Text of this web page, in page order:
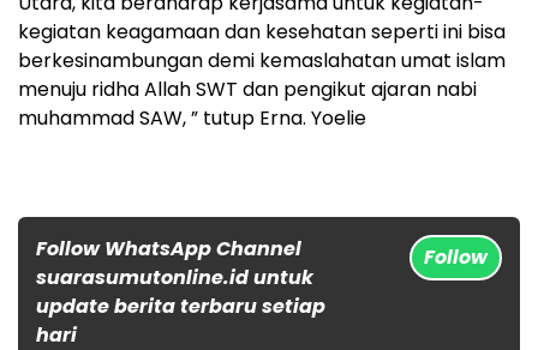
kegiatan keagamaan dan kesehatan seperti ini bisa
berkesinambungan demi kemaslahatan umat islam
menuju ridha Allah SWT dan pengikut ajaran nabi
muhammad SAW, ” tutup Erna. Yoelie
Follow WhatsApp Channel
suarasumutonline.id untuk
update berita terbaru setiap
hari
Follow